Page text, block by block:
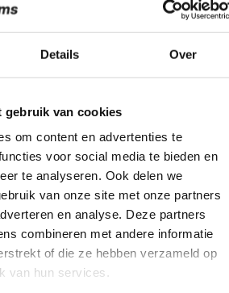
Details Over
gebruik van cookies
om content en advertenties te
voor social media te bieden en
te analyseren. Ook delen we
van onze site met onze partners
en analyse. Deze partners
combineren met andere informatie
of die ze hebben verzameld op
van hun services.
gewoon
De folie zit er perfect
te merken.
Veldhuizen
contact een prettig gevoel.
geen haast en het resultaat